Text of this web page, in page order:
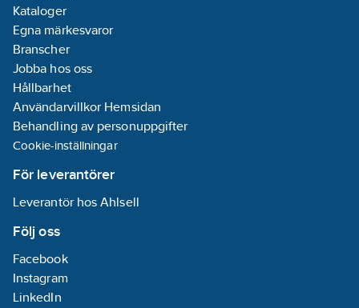
Kataloger
Egna märkesvaror
Branscher
Jobba hos oss
Hållbarhet
Användarvillkor Hemsidan
Behandling av personuppgifter
Cookie-inställningar
För leverantörer
Leverantör hos Ahlsell
Följ oss
Facebook
Instagram
LinkedIn